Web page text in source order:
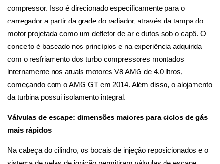
compressor. Isso é direcionado especificamente para o
carregador a partir da grade do radiador, através da tampa do
motor projetada como um defletor de ar e dutos sob o capô. O
conceito é baseado nos princípios e na experiência adquirida
com o resfriamento dos turbo compressores montados
internamente nos atuais motores V8 AMG de 4.0 litros,
começando com o AMG GT em 2014. Além disso, o alojamento
da turbina possui isolamento integral.
Válvulas de escape: dimensões maiores para ciclos de gás
mais rápidos
Na cabeça do cilindro, os bocais de injeção reposicionados e o